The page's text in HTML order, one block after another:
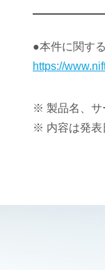
●本件に関す
https://
※ 製品名、サ
※ 内容は発表